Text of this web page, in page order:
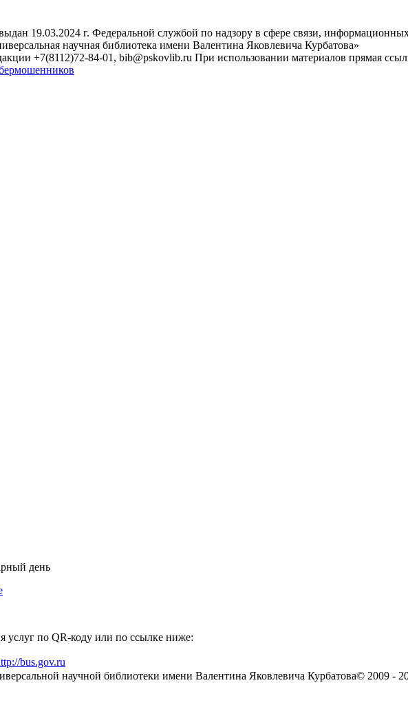
19.03.2024 г. Федеральной службой по надзору в сфере связи,
научная библиотека имени Валентина Яковлевича Курбатова»
+7(8112)72-84-01, bib@pskovlib.ru При использовании материалов прямая
день
услуг по QR-коду или по ссылке ниже:
bus.gov.ru
научной библиотеки имени Валентина Яковлевича Курбатова© 2009 -